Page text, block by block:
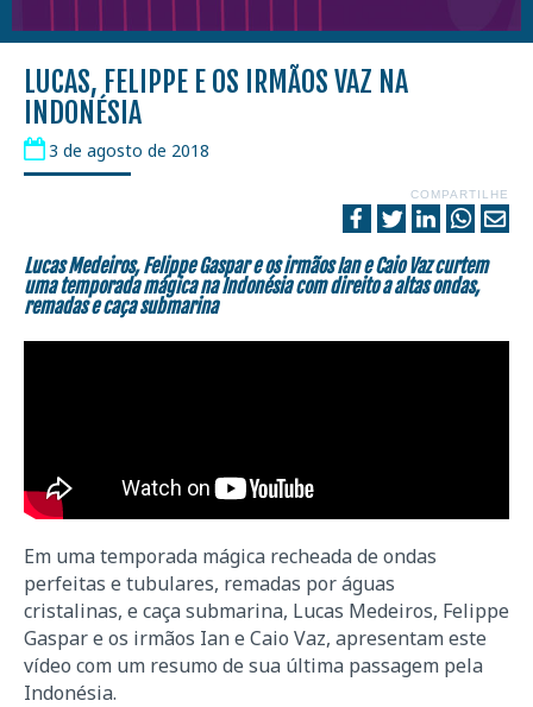
LUCAS, FELIPPE E OS IRMÃOS VAZ NA
INDONÉSIA
3 de agosto de 2018
COMPARTILHE
Lucas Medeiros, Felippe Gaspar e os irmãos Ian e Caio Vaz curtem
uma temporada mágica na Indonésia com direito a altas ondas,
remadas e caça submarina
Em uma temporada mágica recheada de ondas
perfeitas e tubulares, remadas por águas
cristalinas, e caça submarina, Lucas Medeiros, Felippe
Gaspar e os irmãos Ian e Caio Vaz, apresentam este
vídeo com um resumo de sua última passagem pela
Indonésia.